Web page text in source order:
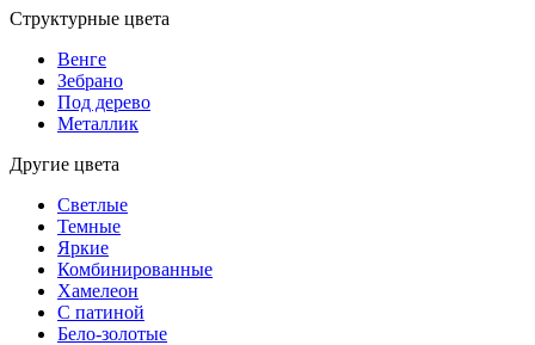
Структурные цвета
Венге
Зебрано
Под дерево
Металлик
Другие цвета
Светлые
Темные
Яркие
Комбинированные
Хамелеон
С патиной
Бело-золотые